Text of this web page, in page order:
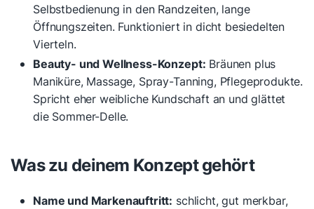
Selbstbedienung in den Randzeiten, lange
Öffnungszeiten. Funktioniert in dicht besiedelten
Vierteln.
Beauty- und Wellness-Konzept: Bräunen plus
Maniküre, Massage, Spray-Tanning, Pflegeprodukte.
Spricht eher weibliche Kundschaft an und glättet
die Sommer-Delle.
Was zu deinem Konzept gehört
Name und Markenauftritt: schlicht, gut merkbar,